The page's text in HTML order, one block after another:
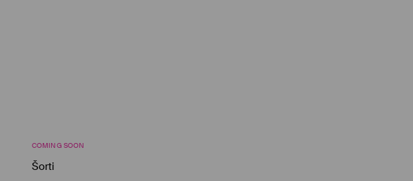
COMING SOON
Šorti